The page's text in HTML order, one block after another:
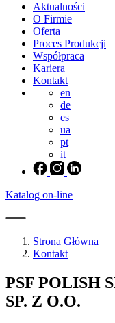
Aktualności
O Firmie
Oferta
Proces Produkcji
Współpraca
Kariera
Kontakt
en
de
es
ua
pt
it
Katalog on-line
Strona Główna
Kontakt
PSF POLISH
SP. Z O.O.